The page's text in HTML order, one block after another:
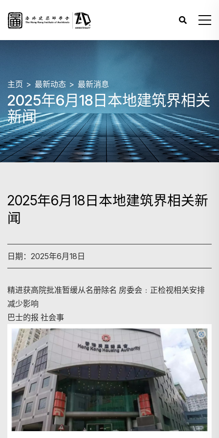
主页 最新动态 最新消息
2025年6月18日本地建筑界相关
新闻
2025年6月18日本地建筑界相关新
闻
日期：2025年6月18日
精进获高院批准暂缓从名册除名 房委会﹕正检视相关安排
减少影响
巴士的报 社会事